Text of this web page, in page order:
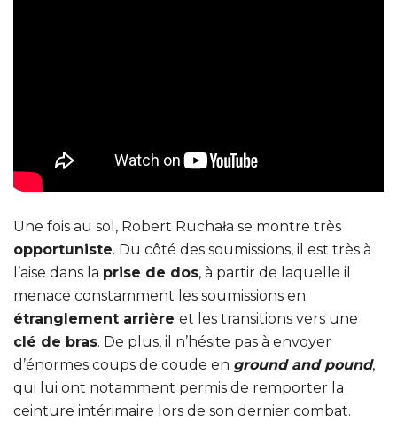
Une fois au sol, Robert Ruchała se montre très
opportuniste. Du côté des soumissions, il est très à
l’aise dans la prise de dos, à partir de laquelle il
menace constamment les soumissions en
étranglement arrière et les transitions vers une
clé de bras. De plus, il n’hésite pas à envoyer
d’énormes coups de coude en ground and pound,
qui lui ont notamment permis de remporter la
ceinture intérimaire lors de son dernier combat.